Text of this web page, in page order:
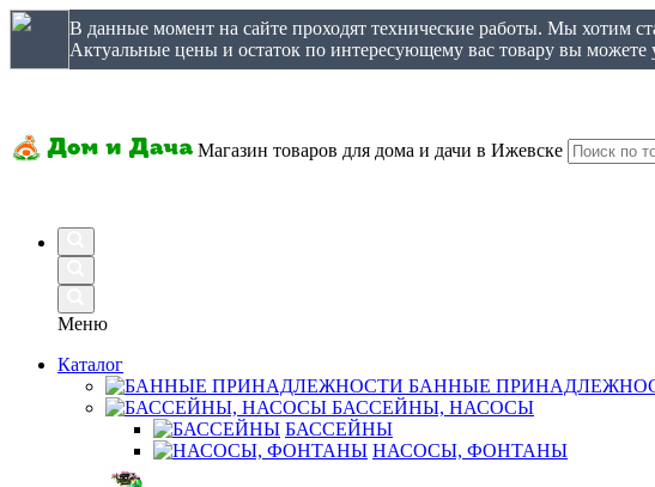
В данные момент на сайте проходят технические работы. Мы хотим
Актуальные цены и остаток по интересующему вас товару вы можете
Магазин товаров для дома и дачи в Ижевске
Меню
Каталог
БАННЫЕ
БАССЕЙНЫ, НАСОСЫ
БАССЕЙНЫ
НАСОСЫ, ФОНТАНЫ